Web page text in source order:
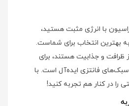
با انرژی مثبت هستید،
بهترین انتخاب برای شماست.
ظرافت و جذابیت هستند، برای
فانتزی ایده‌آل است. با
را در کنار هم تجربه کنید!